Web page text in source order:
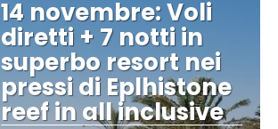
14 novembre: Voli
diretti + 7 notti in
superbo resort nei
pressi di Eplhistone
reef in all inclusive